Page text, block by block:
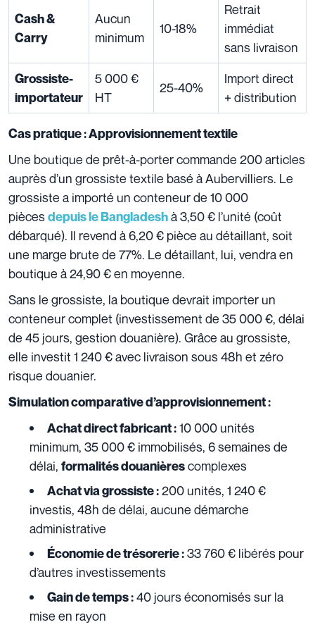
Cash &
Carry
Aucun
minimum
10-18%
Retrait
immédiat
sans livraison
Grossiste-
importateur
5 000 €
HT
25-40%
Import direct
+ distribution
Cas pratique : Approvisionnement textile
Une boutique de prêt-à-porter commande 200 articles
auprès d’un grossiste textile basé à Aubervilliers. Le
grossiste a importé un conteneur de 10 000
piècesdepuis le Bangladeshà 3,50 € l’unité (coût
débarqué). Il revend à 6,20 € pièce au détaillant, soit
une marge brute de 77%. Le détaillant, lui, vendra en
boutique à 24,90 € en moyenne.
Sans le grossiste, la boutique devrait importer un
conteneur complet (investissement de 35 000 €, délai
de 45 jours, gestion douanière). Grâce au grossiste,
elle investit 1 240 € avec livraison sous 48h et zéro
risque douanier.
Simulation comparative d’approvisionnement :
Achat direct fabricant :10 000 unités
minimum, 35 000 € immobilisés, 6 semaines de
délai, formalités douanièrescomplexes
Achat via grossiste :200 unités, 1 240 €
investis, 48h de délai, aucune démarche
administrative
Économie de trésorerie :33 760 € libérés pour
d’autres investissements
Gain de temps :40 jours économisés sur la
mise en rayon